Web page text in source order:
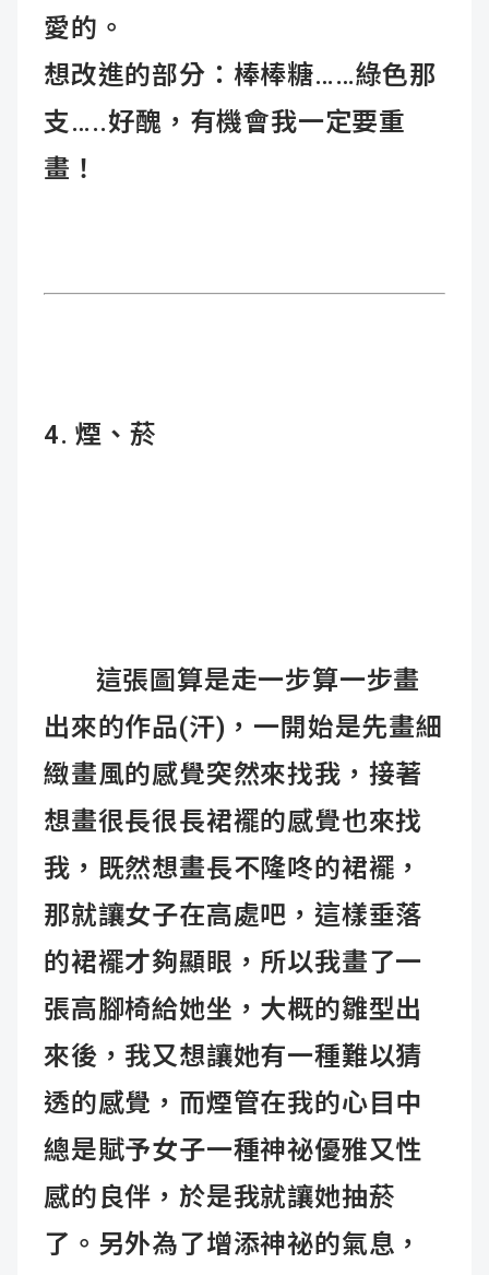
愛的。
想改進的部分：棒棒糖……綠色那
支…..好醜，有機會我一定要重
畫！
4. 煙、菸
這張圖算是走一步算一步畫
出來的作品(汗)，一開始是先畫細
緻畫風的感覺突然來找我，接著
想畫很長很長裙襬的感覺也來找
我，既然想畫長不隆咚的裙襬，
那就讓女子在高處吧，這樣垂落
的裙襬才夠顯眼，所以我畫了一
張高腳椅給她坐，大概的雛型出
來後，我又想讓她有一種難以猜
透的感覺，而煙管在我的心目中
總是賦予女子一種神祕優雅又性
感的良伴，於是我就讓她抽菸
了。另外為了增添神祕的氣息，